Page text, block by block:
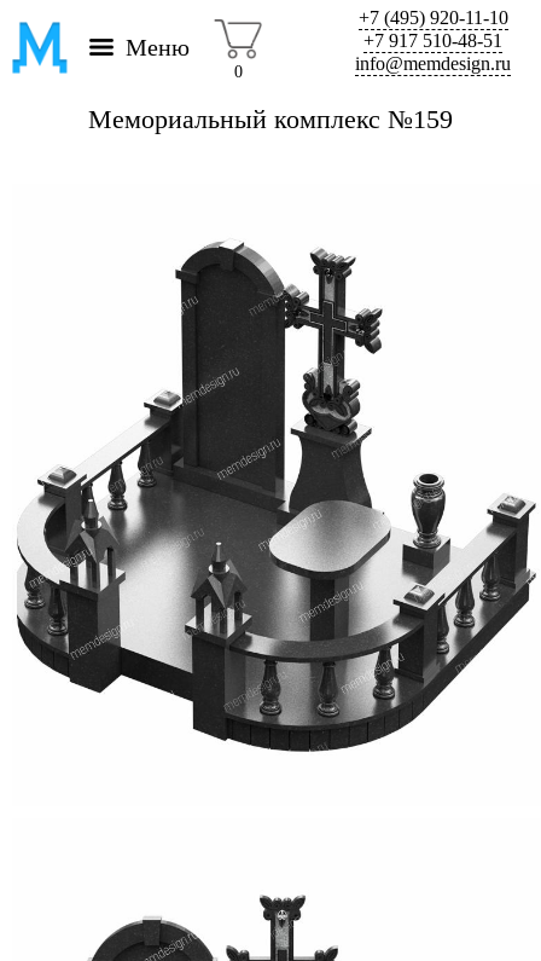
Меню
0
+7 (495) 920-11-10
+7 917 510-48-51
info@memdesign.ru
Мемориальный комплекс №159